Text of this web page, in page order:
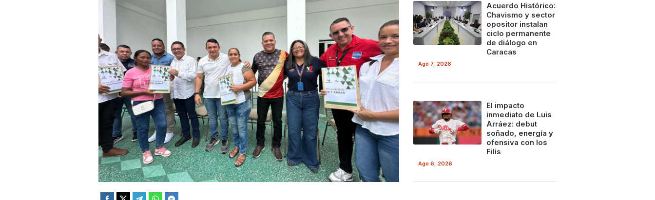
Acuerdo Histórico:
Chavismo y sector
opositor instalan
ciclo permanente
de diálogo en
Caracas
Ago 7, 2026
El impacto
inmediato de Luis
Arráez: debut
soñado, energía y
ofensiva con los
Filis
Ago 6, 2026